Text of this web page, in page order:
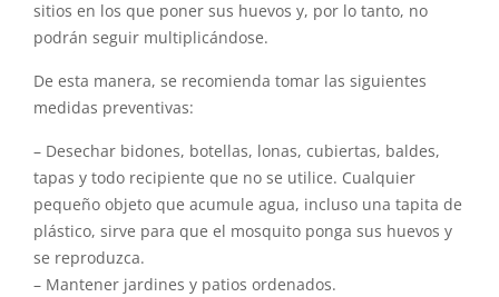
sitios en los que poner sus huevos y, por lo tanto, no
podrán seguir multiplicándose.
De esta manera, se recomienda tomar las siguientes
medidas preventivas:
– Desechar bidones, botellas, lonas, cubiertas, baldes,
tapas y todo recipiente que no se utilice. Cualquier
pequeño objeto que acumule agua, incluso una tapita de
plástico, sirve para que el mosquito ponga sus huevos y
se reproduzca.
– Mantener jardines y patios ordenados.